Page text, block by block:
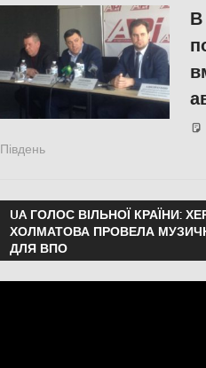
В
Південь
UA ГОЛОС ВІЛЬНОЇ КРАЇНИ:
ХОЛМАТОВА ПРОВЕЛА
ДЛЯ ВПО